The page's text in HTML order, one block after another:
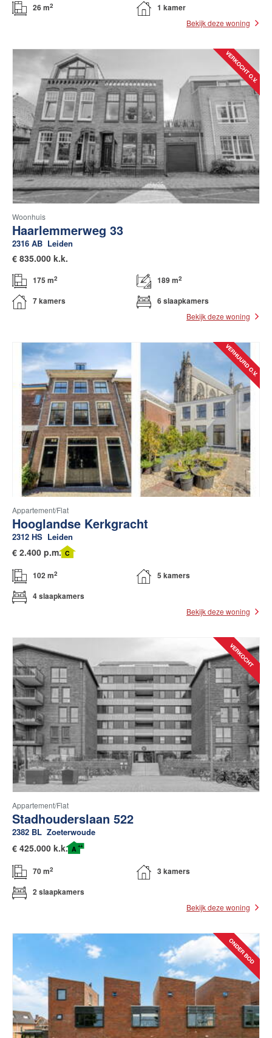
26 m2 1 kamer
Bekijk deze woning
Woonhuis
Haarlemmerweg 33
2316 AB Leiden
€ 835.000 k.k.
175 m2 189 m2
7 kamers 6 slaapkamers
Bekijk deze woning
Appartement/flat
Hooglandse Kerkgracht
2312 HS Leiden
€ 2.400 p.m. C
102 m2
5 kamers
4 slaapkamers
Bekijk deze woning
Appartement/flat
Stadhouderslaan 522
2382 BL Zoeterwoude
€ 425.000 k.k. A ++
70 m2
3 kamers
2 slaapkamers
Bekijk deze woning